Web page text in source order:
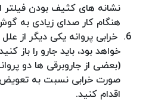
نشانه های کثیف بودن فیلتر
هنگام کار صدای زیادی به
خرابی پروانه یکی دیگر از
خواهد بود، باید جارو را باز
(بعضی از جاروبرقی ها دو
صورت خرابی نسبت به تعویض
اقدام کنید.